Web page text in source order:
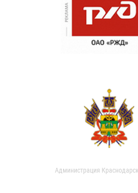
Администрация